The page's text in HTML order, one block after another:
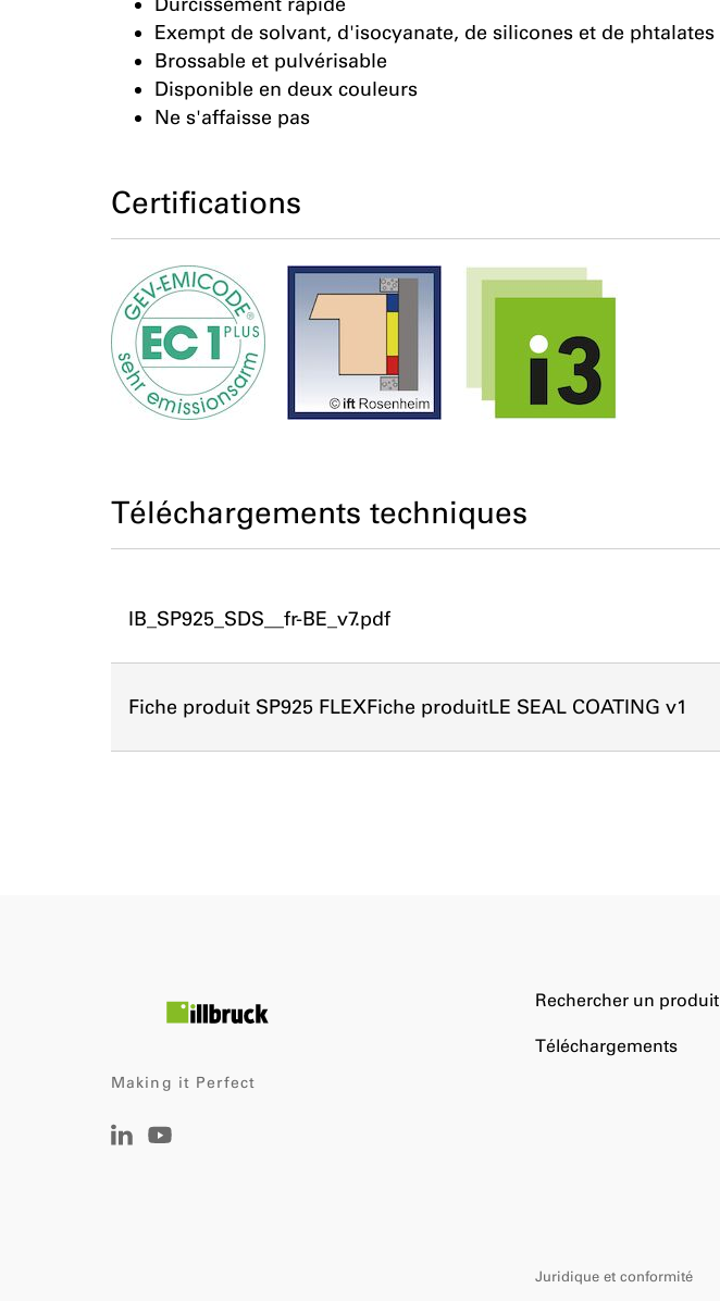
Exempt de solvant, d'isocyanate, de silicones et de phtalates
Brossable et pulvérisable
Disponible en deux couleurs
Ne s'affaisse pas
Certifications
Téléchargements techniques
IB_SP925_SDS__fr-BE_v7.pdf
Fiche produit SP925 FLEXFiche produitLE SEAL COATING v1
Making it Perfect
Rechercher un produit
Téléchargements
Juridique et conformité